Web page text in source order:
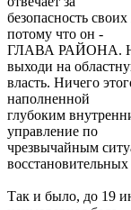
безопасность
потому что он -
ГЛАВА РАЙОНА.
выходи на
власть. Ничего
наполненной
глубоким
управление по
чрезвычайным
восстановительных
Так и было, до 19